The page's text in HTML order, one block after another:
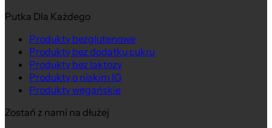
Putka Dla Każdego
Produkty bezglutenowe
Produkty bez dodatku cukru
Produkty bez laktozy
Produkty o niskim IG
Produkty wegańskie
Zostań z nami na dłużej